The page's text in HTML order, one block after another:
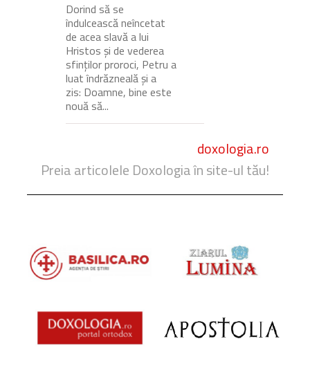
Dorind să se
îndulcească neîncetat
de acea slavă a lui
Hristos și de vederea
sfinților proroci, Petru a
luat îndrăzneală și a
zis: Doamne, bine este
nouă să...
doxologia.ro
Preia articolele Doxologia în site-ul tău!